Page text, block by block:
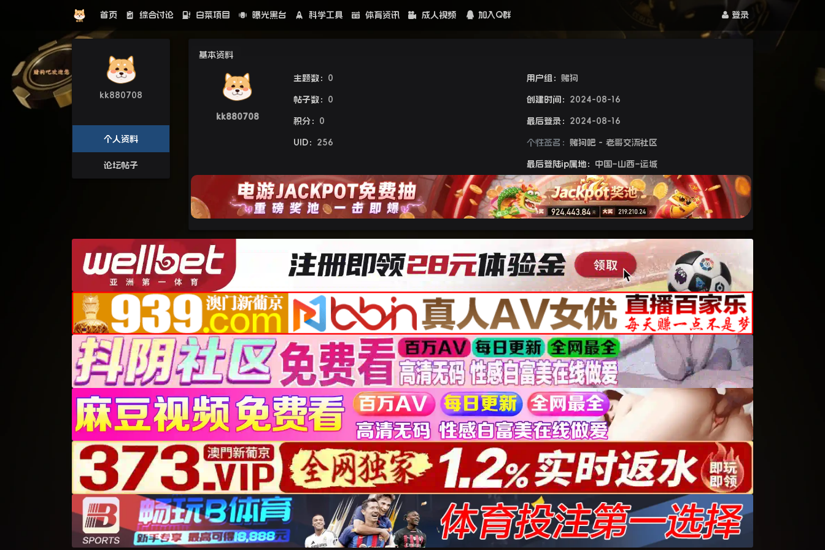
首页 综合讨论 白菜项目 曝光黑台 科学工具 体育资讯 成人视频 加入Q群 登录
kk880708
个人资料
论坛帖子
基本资料
kk880708
主题数： 0
帖子数： 0
积分： 0
UID： 256
用户组：赌狗
创建时间： 2024-08-16
最后登录： 2024-08-16
个性签名：赌狗吧 - 老哥交流社区
最后登陆ip属地： 中国–山西–运城